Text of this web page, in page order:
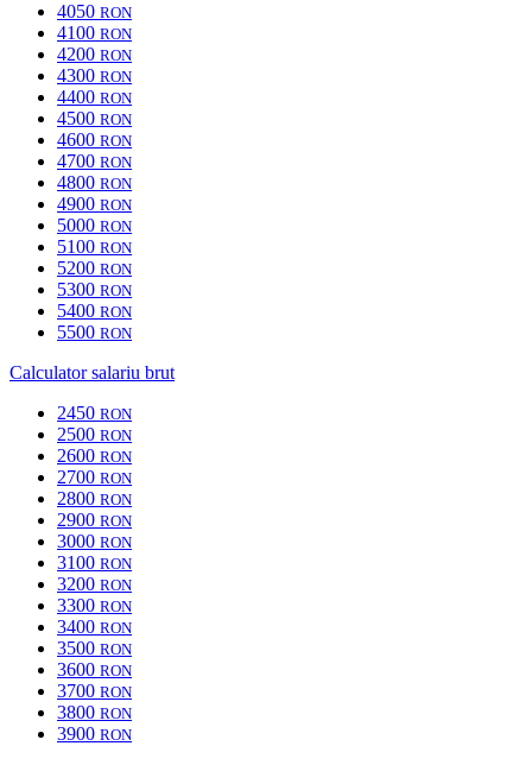
4050 RON
4100 RON
4200 RON
4300 RON
4400 RON
4500 RON
4600 RON
4700 RON
4800 RON
4900 RON
5000 RON
5100 RON
5200 RON
5300 RON
5400 RON
5500 RON
Calculator salariu brut
2450 RON
2500 RON
2600 RON
2700 RON
2800 RON
2900 RON
3000 RON
3100 RON
3200 RON
3300 RON
3400 RON
3500 RON
3600 RON
3700 RON
3800 RON
3900 RON